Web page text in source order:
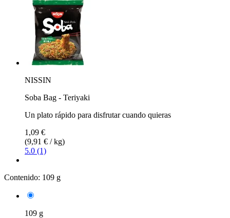
NISSIN
Soba Bag - Teriyaki
Un plato rápido para disfrutar cuando quieras
1,09 €
(9,91 € / kg)
5.0 (1)
Contenido: 109 g
109 g